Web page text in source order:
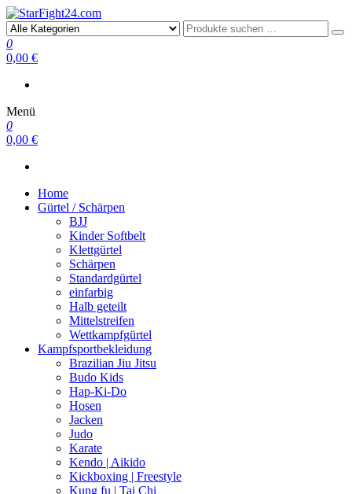
StarFight24.com
Kampfsportartikel
0
0,00 €
Menü
0
0,00 €
Home
Gürtel / Schärpen
BJJ
Kinder Softbelt
Klettgürtel
Schärpen
Standardgürtel
einfarbig
Halb geteilt
Mittelstreifen
Wettkampfgürtel
Kampfsportbekleidung
Brazilian Jiu Jitsu
Budo Kids
Hap-Ki-Do
Hosen
Jacken
Judo
Karate
Kendo | Aikido
Kickboxing | Freestyle
Kung fu | Tai Chi